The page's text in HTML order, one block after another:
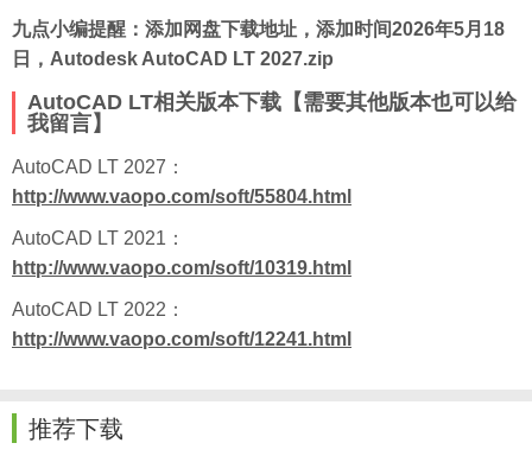
九点小编提醒：添加网盘下载地址，添加时间2026年5月18
日，Autodesk AutoCAD LT 2027.zip
AutoCAD LT相关版本下载【需要其他版本也可以给
我留言】
AutoCAD LT 2027：
http://www.vaopo.com/soft/55804.html
AutoCAD LT 2021：
http://www.vaopo.com/soft/10319.html
AutoCAD LT 2022：
http://www.vaopo.com/soft/12241.html​​​​​​​
推荐下载